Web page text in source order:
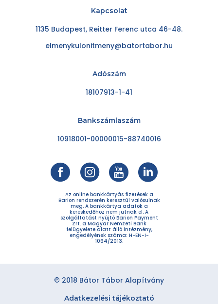
Kapcsolat
1135 Budapest, Reitter Ferenc utca 46-48.
elmenykulonitmeny@batortabor.hu
Adószám
18107913-1-41
Bankszámlaszám
10918001-00000015-88740016
Az online bankkártyás fizetések a
Barion rendszerén keresztül valósulnak
meg. A bankkártya adatok a
kereskedőhöz nem jutnak el. A
szolgáltatást nyújtó Barion Payment
Zrt. a Magyar Nemzeti Bank
felügyelete alatt álló intézmény,
engedélyének száma: H-EN-I-
1064/2013.
© 2018 Bátor Tábor Alapítvány
Adatkezelési tájékoztató